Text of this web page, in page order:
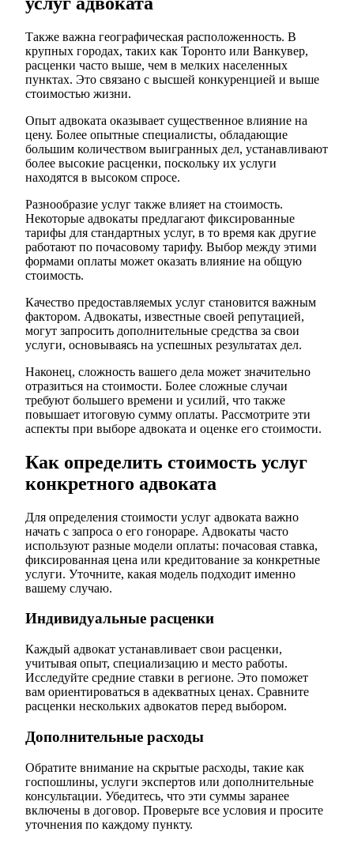
Также важна географическая расположенность. В
крупных городах, таких как Торонто или Ванкувер,
расценки часто выше, чем в мелких населенных
пунктах. Это связано с высшей конкуренцией и выше
стоимостью жизни.
Опыт адвоката оказывает существенное влияние на
цену. Более опытные специалисты, обладающие
большим количеством выигранных дел, устанавливают
более высокие расценки, поскольку их услуги
находятся в высоком спросе.
Разнообразие услуг также влияет на стоимость.
Некоторые адвокаты предлагают фиксированные
тарифы для стандартных услуг, в то время как другие
работают по почасовому тарифу. Выбор между этими
формами оплаты может оказать влияние на общую
стоимость.
Качество предоставляемых услуг становится важным
фактором. Адвокаты, известные своей репутацией,
могут запросить дополнительные средства за свои
услуги, основываясь на успешных результатах дел.
Наконец, сложность вашего дела может значительно
отразиться на стоимости. Более сложные случаи
требуют большего времени и усилий, что также
повышает итоговую сумму оплаты. Рассмотрите эти
аспекты при выборе адвоката и оценке его стоимости.
Как определить стоимость услуг
конкретного адвоката
Для определения стоимости услуг адвоката важно
начать с запроса о его гонораре. Адвокаты часто
используют разные модели оплаты: почасовая ставка,
фиксированная цена или кредитование за конкретные
услуги. Уточните, какая модель подходит именно
вашему случаю.
Индивидуальные расценки
Каждый адвокат устанавливает свои расценки,
учитывая опыт, специализацию и место работы.
Исследуйте средние ставки в регионе. Это поможет
вам ориентироваться в адекватных ценах. Сравните
расценки нескольких адвокатов перед выбором.
Дополнительные расходы
Обратите внимание на скрытые расходы, такие как
госпошлины, услуги экспертов или дополнительные
консультации. Убедитесь, что эти суммы заранее
включены в договор. Проверьте все условия и просите
уточнения по каждому пункту.